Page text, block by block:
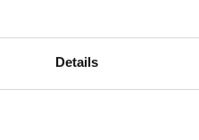
Details
och djur ser